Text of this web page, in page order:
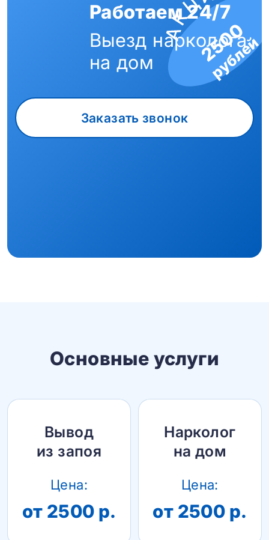
2500
рублей
Работаем 24/7
Выезд нарколога
на дом
Заказать звонок
Основные услуги
Вывод
из запоя
Цена:
от 2500 р.
Нарколог
на дом
Цена:
от 2500 р.